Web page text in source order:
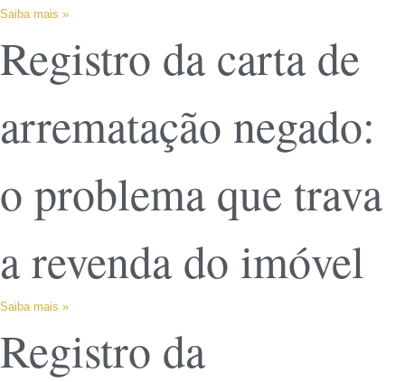
Saiba mais »
Registro da carta de
arrematação negado:
o problema que trava
a revenda do imóvel
Saiba mais »
Registro da